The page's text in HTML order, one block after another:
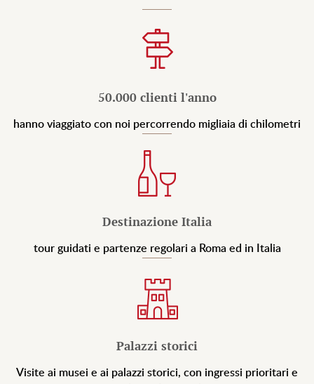
50.000 clienti l'anno
hanno viaggiato con noi percorrendo migliaia di chilometri
Destinazione Italia
tour guidati e partenze regolari a Roma ed in Italia
Palazzi storici
Visite ai musei e ai palazzi storici, con ingressi prioritari e